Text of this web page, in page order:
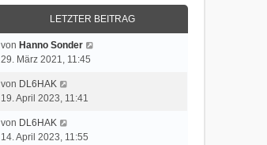
LETZTER BEITRAG
von Hanno Sonder
29. März 2021, 11:45
von DL6HAK
19. April 2023, 11:41
von DL6HAK
14. April 2023, 11:55